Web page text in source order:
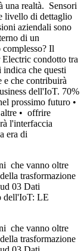
una realtà. Sensori
livello di dettaglio
aziendali sono
di un
Il
condotto tra
che questi
e che contribuirà
dell'IoT. 70%
prossimo futuro •
• offrire
l'interfaccia
era di
che vanno oltre
trasformazione
03 Dati
dell'IoT: LE
che vanno oltre
trasformazione